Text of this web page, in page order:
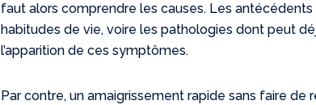
faut alors comprendre les causes. Les
habitudes de vie, voire les pathologies dont peut
l’apparition de ces symptômes.
Par contre, un amaigrissement rapide sans faire